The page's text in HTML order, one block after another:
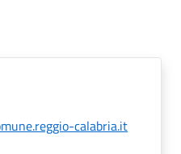
calabria.it